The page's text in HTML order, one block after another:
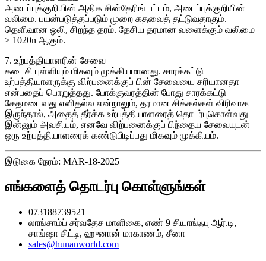
அடைப்புக்குறியின் அதிக சின்தேரிங் பட்டம், அடைப்புக்குறியின்
வலிமை. பயன்படுத்தப்படும் முறை கதவைத் தட்டுவதாகும்.
தெளிவான ஒலி, சிறந்த தரம். தேசிய தரமான வளைக்கும் வலிமை
≥ 1020n ஆகும்.
7. உற்பத்தியாளரின் சேவை
கடைசி புள்ளியும் மிகவும் முக்கியமானது. சாரக்கட்டு
உற்பத்தியாளருக்கு விற்பனைக்குப் பின் சேவையை சரியானதா
என்பதைப் பொறுத்தது. போக்குவரத்தின் போது சாரக்கட்டு
சேதமடைவது எளிதல்ல என்றாலும், தரமான சிக்கல்கள் விரிவாக
இருந்தால், அதைத் தீர்க்க உற்பத்தியாளரைத் தொடர்புகொள்வது
இன்னும் அவசியம், எனவே விற்பனைக்குப் பிந்தைய சேவையுடன்
ஒரு உற்பத்தியாளரைக் கண்டுபிடிப்பது மிகவும் முக்கியம்.
இடுகை நேரம்: MAR-18-2025
எங்களைத் தொடர்பு கொள்ளுங்கள்
073188739521
லாங்சாம்ப் சர்வதேச மாளிகை, எண் 9 சியாங்ஃபு ஆர்.டி,
சாங்ஷா சிட்டி, ஹுனான் மாகாணம், சீனா
sales@hunanworld.com